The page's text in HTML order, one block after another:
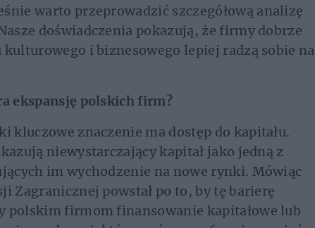
warto przeprowadzić szczegółową analizę
doświadczenia pokazują, że firmy dobrze
i biznesowego lepiej radzą sobie na
ekspansję polskich firm?
kluczowe znaczenie ma dostęp do kapitału.
niewystarczający kapitał jako jedną z
im wychodzenie na nowe rynki. Mówiąc
Zagranicznej powstał po to, by tę barierę
polskim firmom finansowanie kapitałowe lub